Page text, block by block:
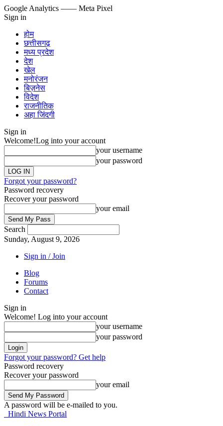
Google Analytics —— Meta Pixel
Sign in
होम
छत्तीसगढ़
मध्य प्रदेश
देश
खेल
मनोरंजन
बिज़नेस
विदेश
राजनीतिक
अहा जिंदगी
Sign in
Welcome!Log into your account
your username
your password
Forgot your password?
Password recovery
Recover your password
your email
Search
Sunday, August 9, 2026
Sign in / Join
Blog
Forums
Contact
Sign in
Welcome! Log into your account
your username
your password
Forgot your password? Get help
Password recovery
Recover your password
your email
A password will be e-mailed to you.
Hindi News Portal